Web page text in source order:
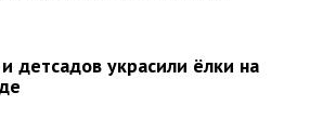
детсадов украсили ёлки на